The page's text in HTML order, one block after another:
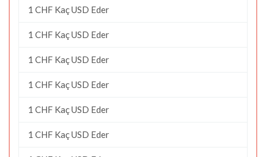
1 CHF Kaç USD Eder
1 CHF Kaç USD Eder
1 CHF Kaç USD Eder
1 CHF Kaç USD Eder
1 CHF Kaç USD Eder
1 CHF Kaç USD Eder